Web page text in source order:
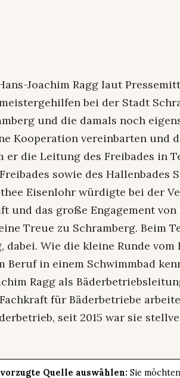
Joachim Ragg laut
bei der Stadt
und die damals noch
Kooperation vereinbarten und
er die Leitung des Freibades in
sowie des Hallenbades
Eisenlohr würdigte bei der
und das große Engagement von
Treue zu Schramberg. Beim
dabei. Wie die kleine Runde vom
Beruf in einem Schwimmbad
Ragg als
für Bäderbetriebe
seit 2015 war sie
Quelle auswählen: Sie